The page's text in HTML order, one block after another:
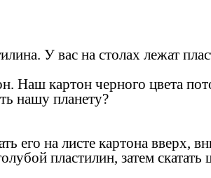
У вас на столах лежат
Наш картон черного цвета
нашу планету?
его на листе картона вверх,
пластилин, затем